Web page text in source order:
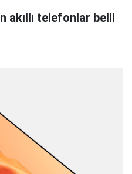
akıllı telefonlar belli